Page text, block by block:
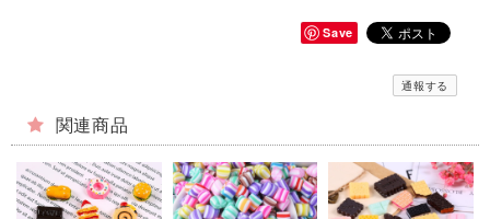
Save
通報する
関連商品